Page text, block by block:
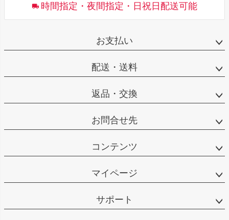
時間指定・夜間指定・日祝日配送可能
お支払い
配送・送料
返品・交換
お問合せ先
コンテンツ
マイページ
サポート